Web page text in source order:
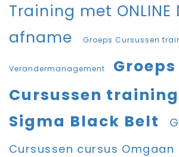
Training met ONLINE
afname
Groeps Cursussen
Verandermanagement
Groeps
Cursussen training
Sigma Black Belt
Cursussen cursus Omgaan